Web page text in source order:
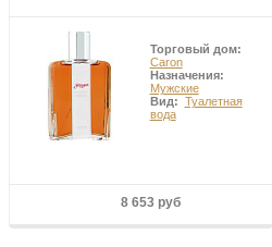
Торговый дом:
Caron
Назначения:
Мужские
Вид: Туалетная
вода
8 653 руб